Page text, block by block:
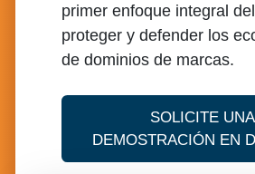
primer enfoque integral
proteger y defender los
de dominios de marcas.
SOLICITE UNA
DEMOSTRACIÓN EN